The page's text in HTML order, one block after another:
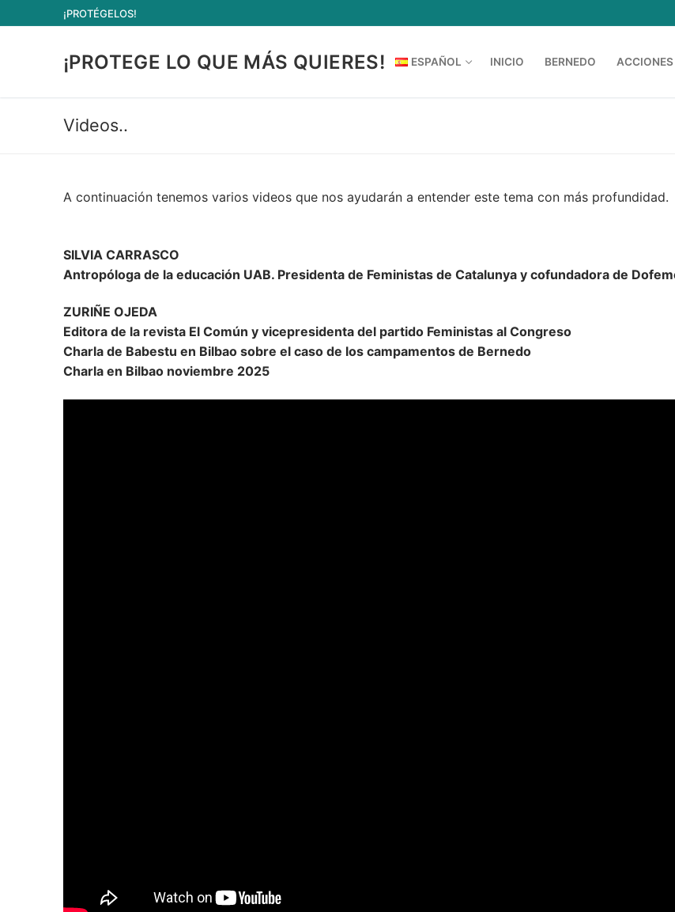
al
¡PROTÉGELOS!
¡PROTEGE LO QUE MÁS QUIERES! ESPAÑOL INICIO BERNEDO ACCIONES
Videos..
A continuación tenemos varios videos que nos ayudarán a entender este tema con más profundidad.
SILVIA CARRASCO
Antropóloga de la educación UAB. Presidenta de Feministas de Catalunya y cofundadora de
ZURIÑE OJEDA
Editora de la revista El Común y vicepresidenta del partido Feministas al Congreso
Charla de Babestu en Bilbao sobre el caso de los campamentos de Bernedo
Charla en Bilbao noviembre 2025